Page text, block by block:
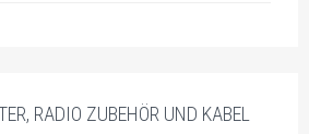
RADIO ZUBEHÖR UND KABEL